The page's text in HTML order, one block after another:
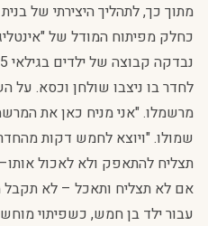
מתוך כך, לתהליך היצירתי של
כחלק מפיתוח המודל של
לחדר בו ניצבו שולחן וכסא. על
מרשמלו. "אני מניח כאן את
שמולו. "ויוצא לחמש דקות
תצליח להתאפק ולא לאכול
אם לא תצליח ותאכל – לא
עבור ילד בן חמש, כשפיתוי